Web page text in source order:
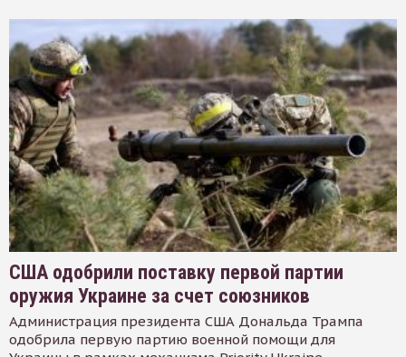
США одобрили поставку первой партии
оружия Украине за счет союзников
Администрация президента США Дональда Трампа
одобрила первую партию военной помощи для